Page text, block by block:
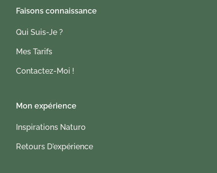
Faisons connaissance
Qui Suis-Je ?
Mes Tarifs
Contactez-Moi !
Mon expérience
Inspirations Naturo
Retours D'expérience